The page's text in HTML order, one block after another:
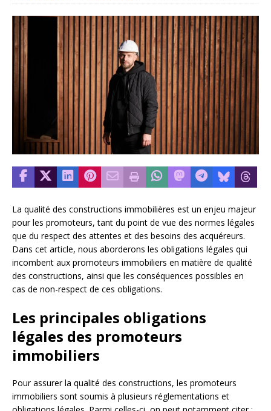
La qualité des constructions immobilières est un enjeu majeur
pour les promoteurs, tant du point de vue des normes légales
que du respect des attentes et des besoins des acquéreurs.
Dans cet article, nous aborderons les obligations légales qui
incombent aux promoteurs immobiliers en matière de qualité
des constructions, ainsi que les conséquences possibles en
cas de non-respect de ces obligations.
Les principales obligations
légales des promoteurs
immobiliers
Pour assurer la qualité des constructions, les promoteurs
immobiliers sont soumis à plusieurs réglementations et